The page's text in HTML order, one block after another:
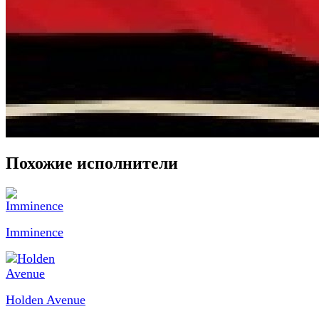
Похожие исполнители
Imminence
Holden Avenue